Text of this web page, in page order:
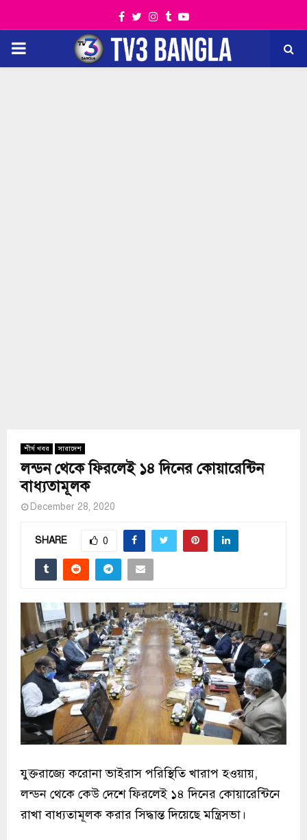
Facebook
TwitterInstagram
TumblrYoutube
PRIMARY
শীর্ষ খবর সারাদেশ
লন্ডন থেকে ফিরলেই ১৪ দিনের কোয়ারেন্টিন
বাধ্যতামূলক
December 28, 2020
SHARE 0
যুক্তরাজ্যে করোনা ভাইরাস পরিস্থিতি খারাপ হওয়ায়,
লন্ডন থেকে কেউ দেশে ফিরলেই ১৪ দিনের কোয়ারেন্টিনে
রাখা বাধ্যতামূলক করার সিদ্ধান্ত দিয়েছে মন্ত্রিসভা।